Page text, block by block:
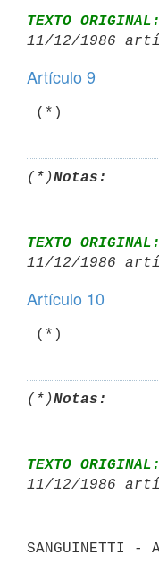
TEXTO ORIGINAL:
11/12/1986
Artículo 9
(*)Notas:
TEXTO ORIGINAL:
11/12/1986
Artículo 10
(*)Notas:
TEXTO ORIGINAL:
11/12/1986